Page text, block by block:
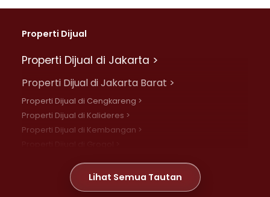
Properti Dijual
Properti Dijual di Jakarta >
Properti Dijual di Jakarta Barat >
Properti Dijual di Cengkareng >
Properti Dijual di Kalideres >
Properti Dijual di Kembangan >
Properti Dijual di Meruya >
Properti Dijual di Jelambar >
Lihat Semua Tautan